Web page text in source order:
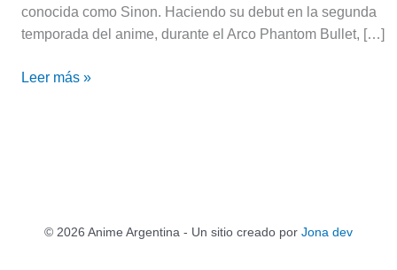
conocida como Sinon. Haciendo su debut en la segunda
temporada del anime, durante el Arco Phantom Bullet, […]
Leer más »
© 2026 Anime Argentina - Un sitio creado por Jona dev